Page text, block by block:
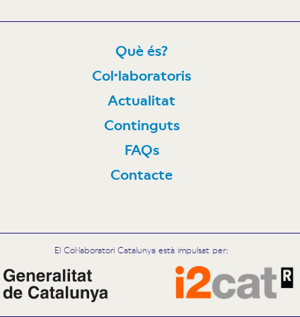
Què és?
Col·laboratoris
Actualitat
Continguts
FAQs
Contacte
El Col·laboratori Catalunya està impulsat per: